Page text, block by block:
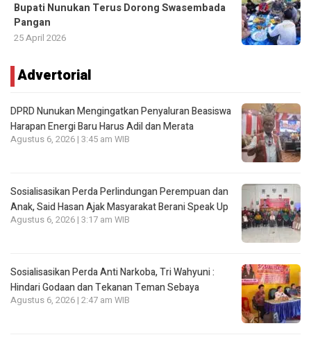
Bupati Nunukan Terus Dorong Swasembada
Pangan
25 April 2026
Advertorial
DPRD Nunukan Mengingatkan Penyaluran Beasiswa
Harapan Energi Baru Harus Adil dan Merata
Agustus 6, 2026 | 3:45 am WIB
Sosialisasikan Perda Perlindungan Perempuan dan
Anak, Said Hasan Ajak Masyarakat Berani Speak Up
Agustus 6, 2026 | 3:17 am WIB
Sosialisasikan Perda Anti Narkoba, Tri Wahyuni :
Hindari Godaan dan Tekanan Teman Sebaya
Agustus 6, 2026 | 2:47 am WIB